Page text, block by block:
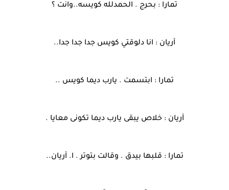
تمارا : بحرج . الحمدلله كويسه..وانت ؟
آريان : انا دلوقتي كويس جدا جدا جدا..
تمارا : ابتسمت . يارب ديما كويس ..
آريان : خلاص يبقى يارب ديما تكونى معايا .
تمارا : قلبها بيدق . وقالت بتوتر . ا. آريان..